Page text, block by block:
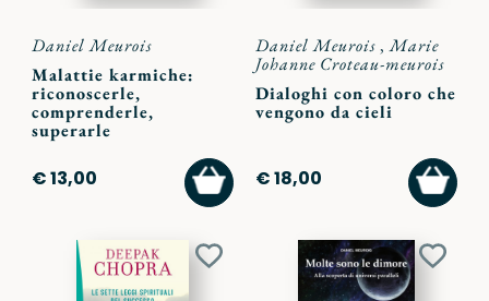
Daniel Meurois
Malattie karmiche:
riconoscerle,
comprenderle,
superarle
€ 13,00
AGGIUNGI
AL
CARRELLO
Daniel Meurois,Marie
Johanne Croteau-meurois
Dialoghi con coloro che
vengono da cieli
€ 18,00
AL
Aggiungi